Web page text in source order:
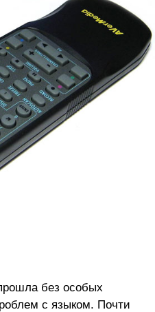
без особых
с языком. Почти